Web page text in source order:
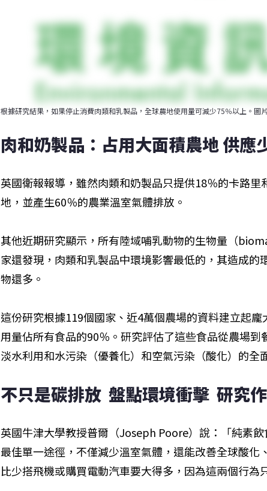
根據研究結果，如果停止消費肉類和乳製品，全球農地使用量可減少75％以上。圖
肉和奶製品：占用大面積農地 供應
英國衛報報導，雖然肉類和奶製品只提供18％的卡路
地，並產生60％的農業溫室氣體排放。
其他近期研究顯示，所有陸域哺乳動物的生物量（
家還發現，肉類和乳製品中環境影響最低的，其造成的
物還多。
這份研究根據119個國家、近4萬個農場的資料建立起
用量佔所有食品的90％。研究評估了這些食品從農場
淡水利用和水污染（優養化）和空氣污染（酸化）的全
不只是碳排放  盤點環境衝擊  研究
英國牛津大學教授普爾（Joseph Poore）說：「純素
最佳單一途徑，不僅減少溫室氣體，還能改善全球酸化
比少搭飛機或購買電動汽車要大得多，因為這兩個行為